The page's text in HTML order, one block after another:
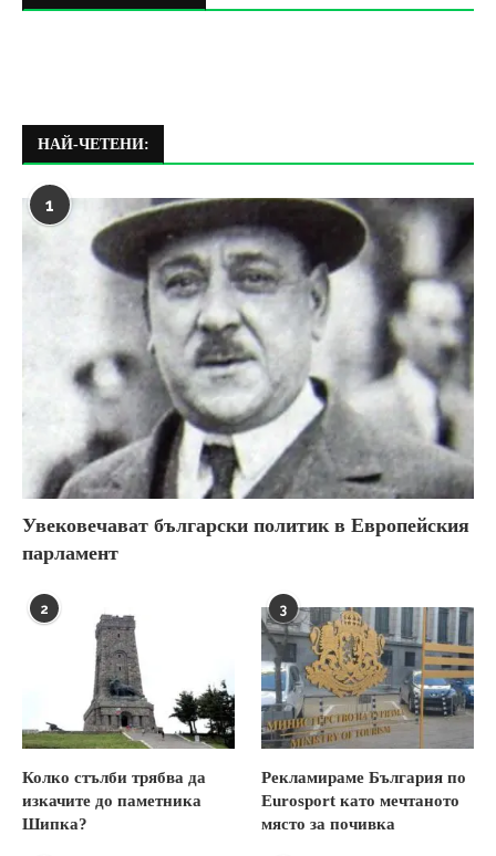
НАЙ-ЧЕТЕНИ:
1
Увековечават български политик в Европейския
парламент
2
Колко стълби трябва да
изкачите до паметника
Шипка?
3
Рекламираме България по
Eurosport като мечтаното
място за почивка